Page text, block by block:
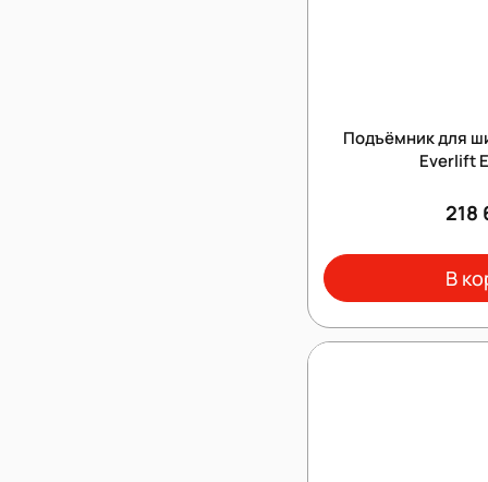
Подъёмник для
Everlift
218
В